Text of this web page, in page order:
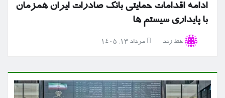
ادامه اقدامات حمایتی بانک صادرات ایران همزمان
با پایداری سیستم ها
خط رند مرداد ۱۳, ۱۴۰۵